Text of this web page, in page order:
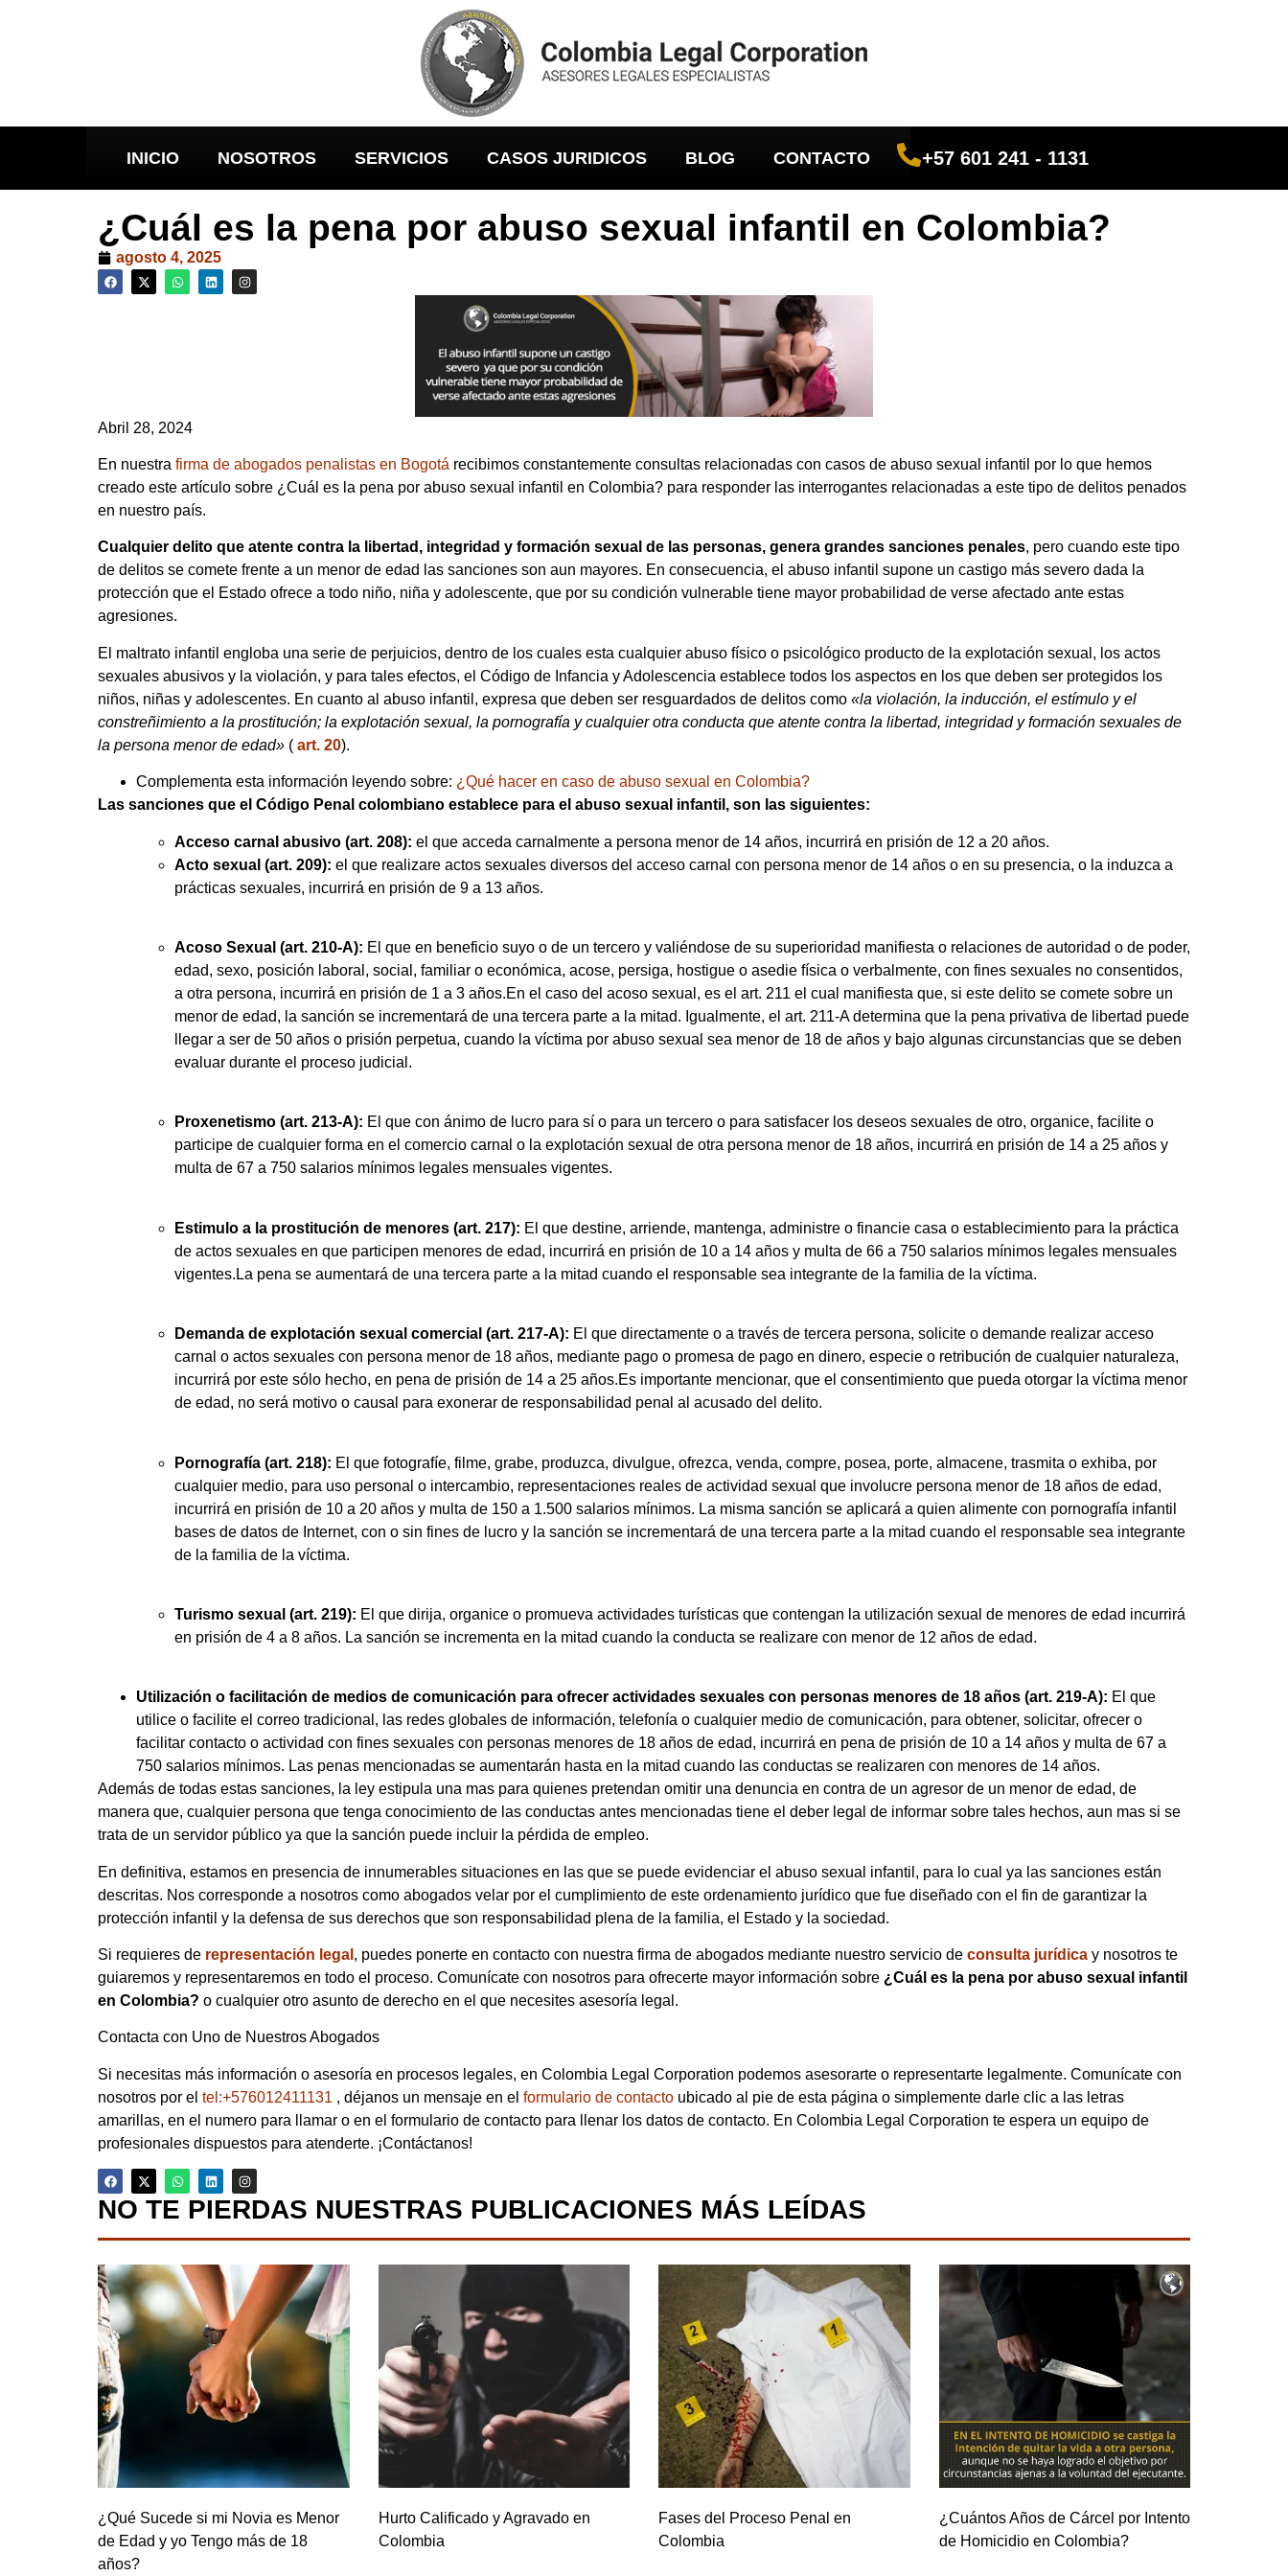
INICIO NOSOTROS SERVICIOS CASOS JURIDICOS BLOG CONTACTO +57 601 241 - 1131
¿Cuál es la pena por abuso sexual infantil en Colombia?
agosto 4, 2025
Abril 28, 2024
En nuestra firma de abogados penalistas en Bogotá recibimos constantemente consultas relacionadas con casos de abuso sexual infantil por lo que hemos
creado este artículo sobre ¿Cuál es la pena por abuso sexual infantil en Colombia? para responder las interrogantes relacionadas a este tipo de delitos penados
en nuestro país.
Cualquier delito que atente contra la libertad, integridad y formación sexual de las personas, genera grandes sanciones penales, pero cuando este tipo
de delitos se comete frente a un menor de edad las sanciones son aun mayores. En consecuencia, el abuso infantil supone un castigo más severo dada la
protección que el Estado ofrece a todo niño, niña y adolescente, que por su condición vulnerable tiene mayor probabilidad de verse afectado ante estas
agresiones.
El maltrato infantil engloba una serie de perjuicios, dentro de los cuales esta cualquier abuso físico o psicológico producto de la explotación sexual, los actos
sexuales abusivos y la violación, y para tales efectos, el Código de Infancia y Adolescencia establece todos los aspectos en los que deben ser protegidos los
niños, niñas y adolescentes. En cuanto al abuso infantil, expresa que deben ser resguardados de delitos como «la violación, la inducción, el estímulo y el
constreñimiento a la prostitución; la explotación sexual, la pornografía y cualquier otra conducta que atente contra la libertad, integridad y formación sexuales de
la persona menor de edad» ( art. 20).
Complementa esta información leyendo sobre: ¿Qué hacer en caso de abuso sexual en Colombia?
Las sanciones que el Código Penal colombiano establece para el abuso sexual infantil, son las siguientes:
Acceso carnal abusivo (art. 208): el que acceda carnalmente a persona menor de 14 años, incurrirá en prisión de 12 a 20 años.
Acto sexual (art. 209): el que realizare actos sexuales diversos del acceso carnal con persona menor de 14 años o en su presencia, o la induzca a
prácticas sexuales, incurrirá en prisión de 9 a 13 años.
Acoso Sexual (art. 210-A): El que en beneficio suyo o de un tercero y valiéndose de su superioridad manifiesta o relaciones de autoridad o de poder,
edad, sexo, posición laboral, social, familiar o económica, acose, persiga, hostigue o asedie física o verbalmente, con fines sexuales no consentidos,
a otra persona, incurrirá en prisión de 1 a 3 años.En el caso del acoso sexual, es el art. 211 el cual manifiesta que, si este delito se comete sobre un
menor de edad, la sanción se incrementará de una tercera parte a la mitad. Igualmente, el art. 211-A determina que la pena privativa de libertad puede
llegar a ser de 50 años o prisión perpetua, cuando la víctima por abuso sexual sea menor de 18 de años y bajo algunas circunstancias que se deben
evaluar durante el proceso judicial.
Proxenetismo (art. 213-A): El que con ánimo de lucro para sí o para un tercero o para satisfacer los deseos sexuales de otro, organice, facilite o
participe de cualquier forma en el comercio carnal o la explotación sexual de otra persona menor de 18 años, incurrirá en prisión de 14 a 25 años y
multa de 67 a 750 salarios mínimos legales mensuales vigentes.
Estimulo a la prostitución de menores (art. 217): El que destine, arriende, mantenga, administre o financie casa o establecimiento para la práctica
de actos sexuales en que participen menores de edad, incurrirá en prisión de 10 a 14 años y multa de 66 a 750 salarios mínimos legales mensuales
vigentes.La pena se aumentará de una tercera parte a la mitad cuando el responsable sea integrante de la familia de la víctima.
Demanda de explotación sexual comercial (art. 217-A): El que directamente o a través de tercera persona, solicite o demande realizar acceso
carnal o actos sexuales con persona menor de 18 años, mediante pago o promesa de pago en dinero, especie o retribución de cualquier naturaleza,
incurrirá por este sólo hecho, en pena de prisión de 14 a 25 años.Es importante mencionar, que el consentimiento que pueda otorgar la víctima menor
de edad, no será motivo o causal para exonerar de responsabilidad penal al acusado del delito.
Pornografía (art. 218): El que fotografíe, filme, grabe, produzca, divulgue, ofrezca, venda, compre, posea, porte, almacene, trasmita o exhiba, por
cualquier medio, para uso personal o intercambio, representaciones reales de actividad sexual que involucre persona menor de 18 años de edad,
incurrirá en prisión de 10 a 20 años y multa de 150 a 1.500 salarios mínimos. La misma sanción se aplicará a quien alimente con pornografía infantil
bases de datos de Internet, con o sin fines de lucro y la sanción se incrementará de una tercera parte a la mitad cuando el responsable sea integrante
de la familia de la víctima.
Turismo sexual (art. 219): El que dirija, organice o promueva actividades turísticas que contengan la utilización sexual de menores de edad incurrirá
en prisión de 4 a 8 años. La sanción se incrementa en la mitad cuando la conducta se realizare con menor de 12 años de edad.
Utilización o facilitación de medios de comunicación para ofrecer actividades sexuales con personas menores de 18 años (art. 219-A): El que
utilice o facilite el correo tradicional, las redes globales de información, telefonía o cualquier medio de comunicación, para obtener, solicitar, ofrecer o
facilitar contacto o actividad con fines sexuales con personas menores de 18 años de edad, incurrirá en pena de prisión de 10 a 14 años y multa de 67 a
750 salarios mínimos. Las penas mencionadas se aumentarán hasta en la mitad cuando las conductas se realizaren con menores de 14 años.
Además de todas estas sanciones, la ley estipula una mas para quienes pretendan omitir una denuncia en contra de un agresor de un menor de edad, de
manera que, cualquier persona que tenga conocimiento de las conductas antes mencionadas tiene el deber legal de informar sobre tales hechos, aun mas si se
trata de un servidor público ya que la sanción puede incluir la pérdida de empleo.
En definitiva, estamos en presencia de innumerables situaciones en las que se puede evidenciar el abuso sexual infantil, para lo cual ya las sanciones están
descritas. Nos corresponde a nosotros como abogados velar por el cumplimiento de este ordenamiento jurídico que fue diseñado con el fin de garantizar la
protección infantil y la defensa de sus derechos que son responsabilidad plena de la familia, el Estado y la sociedad.
Si requieres de representación legal , puedes ponerte en contacto con nuestra firma de abogados mediante nuestro servicio de consulta jurídica y nosotros te
guiaremos y representaremos en todo el proceso. Comunícate con nosotros para ofrecerte mayor información sobre ¿Cuál es la pena por abuso sexual infantil
en Colombia? o cualquier otro asunto de derecho en el que necesites asesoría legal.
Contacta con Uno de Nuestros Abogados
Si necesitas más información o asesoría en procesos legales, en Colombia Legal Corporation podemos asesorarte o representarte legalmente. Comunícate con
nosotros por el tel:+576012411131 , déjanos un mensaje en el formulario de contacto ubicado al pie de esta página o simplemente darle clic a las letras
amarillas, en el numero para llamar o en el formulario de contacto para llenar los datos de contacto. En Colombia Legal Corporation te espera un equipo de
profesionales dispuestos para atenderte. ¡Contáctanos!
NO TE PIERDAS NUESTRAS PUBLICACIONES MÁS LEÍDAS
¿Qué Sucede si mi Novia es Menor
de Edad y yo Tengo más de 18
años?
Hurto Calificado y Agravado en
Colombia
Fases del Proceso Penal en
Colombia
¿Cuántos Años de Cárcel por Intento
de Homicidio en Colombia?